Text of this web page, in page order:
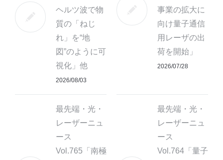
ヘルツ波で物
質の「ねじ
れ」を“地
図”のように可
視化」他
2026/08/03
事業の拡大に
向け量子通信
用レーザの出
荷を開始」
2026/07/28
最先端・光・
レーザーニュ
ース
Vol.765「南極
最先端・光・
レーザーニュ
ース
Vol.764「量子